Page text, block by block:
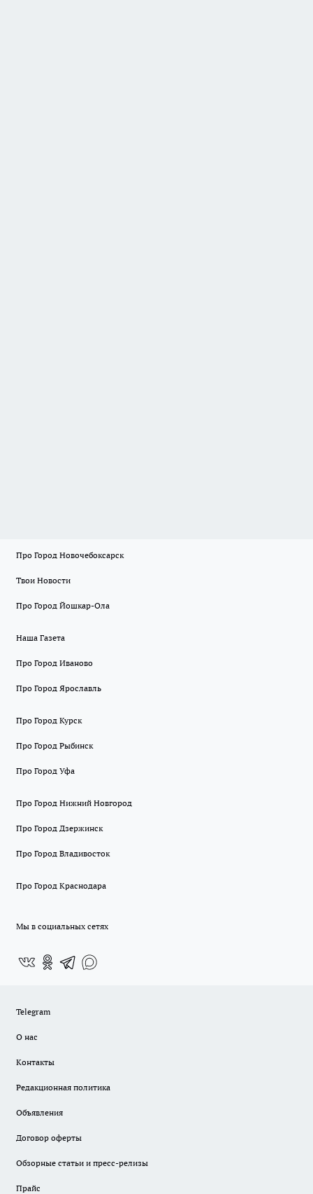
Про Город Новочебоксарск
Твои Новости
Про Город Йошкар-Ола
Наша Газета
Про Город Иваново
Про Город Ярославль
Про Город Курск
Про Город Рыбинск
Про Город Уфа
Про Город Нижний Новгород
Про Город Дзержинск
Про Город Владивосток
Про Город Краснодара
Мы в социальных сетях
Telegram
О нас
Контакты
Редакционная политика
Объявления
Договор оферты
Обзорные статьи и пресс-релизы
Прайс